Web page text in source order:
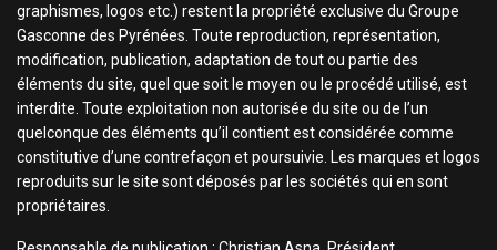
graphismes, logos etc.) restent la propriété exclusive du Groupe
Gasconne des Pyrénées. Toute reproduction, représentation,
modification, publication, adaptation de tout ou partie des
éléments du site, quel que soit le moyen ou le procédé utilisé, est
interdite. Toute exploitation non autorisée du site ou de l’un
quelconque des éléments qu’il contient est considérée comme
constitutive d’une contrefaçon et poursuivie. Les marques et logos
reproduits sur le site sont déposés par les sociétés qui en sont
propriétaires.